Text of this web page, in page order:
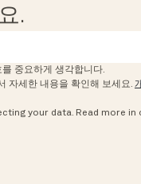
.
중요하게 생각합니다.
자세한 내용을 확인해 보세요.
your data. Read more in